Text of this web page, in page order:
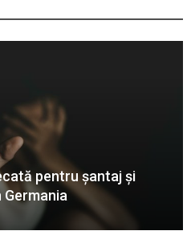
pentru șantaj și